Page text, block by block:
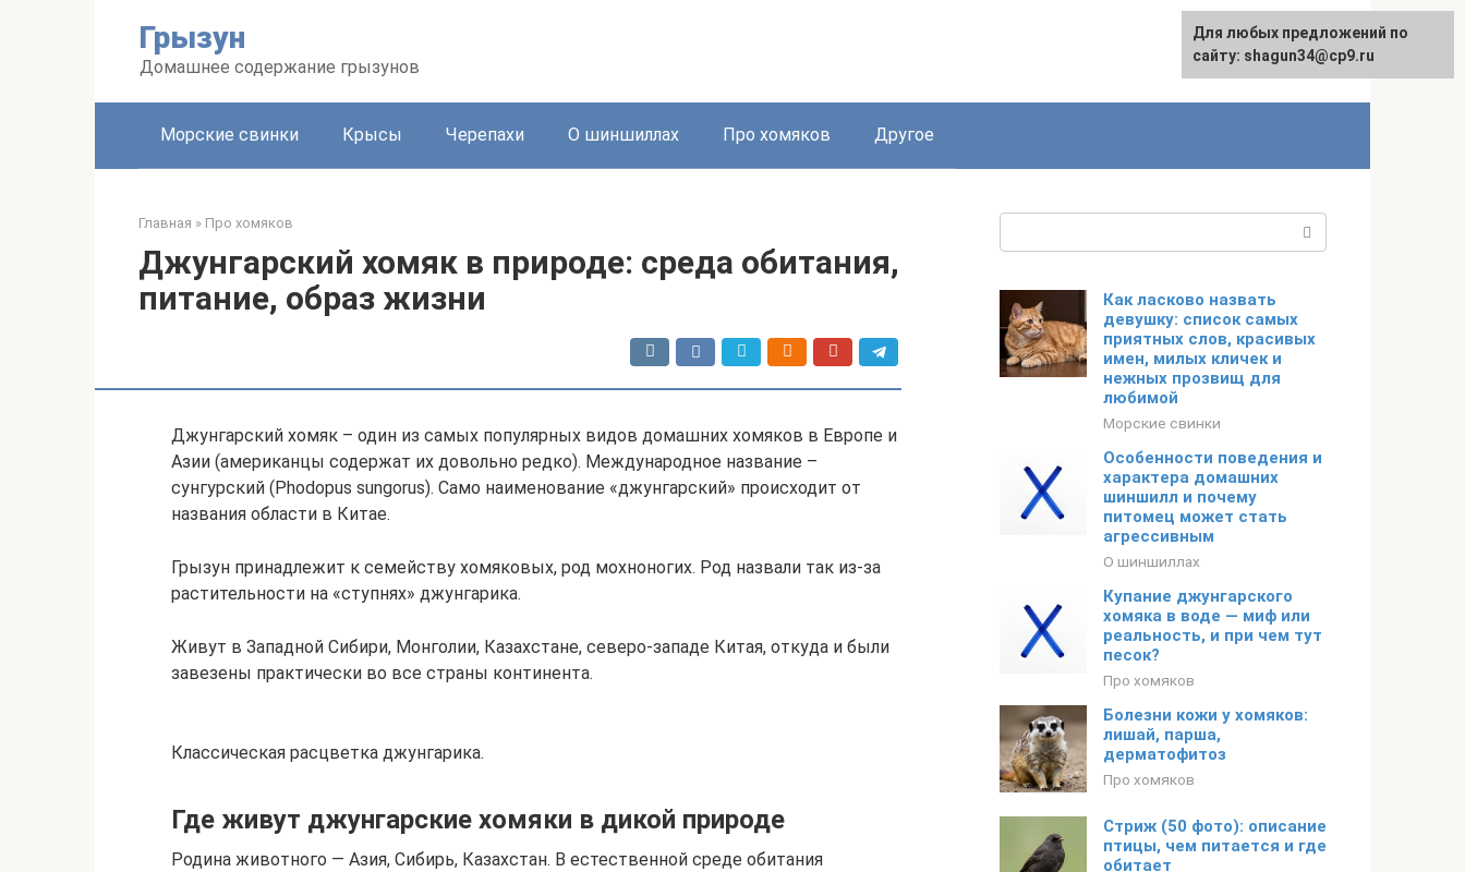
Грызун
Домашнее содержание грызунов
Морские свинки Крысы Черепахи О шиншиллах Про хомяков Другое
Главная » Про хомяков
Джунгарский хомяк в природе: среда обитания,
питание, образ жизни
Джунгарский хомяк – один из самых популярных видов домашних хомяков в Европе и
Азии (американцы содержат их довольно редко). Международное название –
сунгурский (Phodopus sungorus). Само наименование «джунгарский» происходит от
названия области в Китае.
Грызун принадлежит к семейству хомяковых, род мохноногих. Род назвали так из-за
растительности на «ступнях» джунгарика.
Живут в Западной Сибири, Монголии, Казахстане, северо-западе Китая, откуда и были
завезены практически во все страны континента.
Классическая расцветка джунгарика.
Где живут джунгарские хомяки в дикой природе
Родина животного — Азия, Сибирь, Казахстан. В естественной среде обитания
Как ласково назвать
девушку: список самых
приятных слов, красивых
имен, милых кличек и
нежных прозвищ для
любимой
Морские свинки
Особенности поведения и
характера домашних
шиншилл и почему
питомец может стать
агрессивным
О шиншиллах
Купание джунгарского
хомяка в воде — миф или
реальность, и при чем тут
песок?
Про хомяков
Болезни кожи у хомяков:
лишай, парша,
дерматофитоз
Про хомяков
Стриж (50 фото): описание
птицы, чем питается и где
обитает
Для любых предложений по
сайту: shagun34@cp9.ru